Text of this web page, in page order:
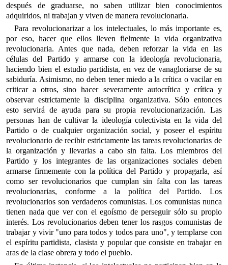
después de graduarse, no saben utilizar bien conocimientos
adquiridos, ni trabajan y viven de manera revolucionaria.
Para revolucionarizar a los intelectuales, lo más importante es,
por eso, hacer que ellos lleven fielmente la vida organizativa
revolucionaria. Antes que nada, deben reforzar la vida en las
células del Partido y armarse con la ideología revolucionaria,
haciendo bien el estudio partidista, en vez de vanagloriarse de su
sabiduría. Asimismo, no deben tener miedo a la crítica o vacilar en
criticar a otros, sino hacer severamente autocrítica y crítica y
observar estrictamente la disciplina organizativa. Sólo entonces
esto servirá de ayuda para su propia revolucionarización. Las
personas han de cultivar la ideología colectivista en la vida del
Partido o de cualquier organización social, y poseer el espíritu
revolucionario de recibir estrictamente las tareas revolucionarias de
la organización y llevarlas a cabo sin falta. Los miembros del
Partido y los integrantes de las organizaciones sociales deben
armarse firmemente con la política del Partido y propagarla, así
como ser revolucionarios que cumplan sin falta con las tareas
revolucionarias, conforme a la política del Partido. Los
revolucionarios son verdaderos comunistas. Los comunistas nunca
tienen nada que ver con el egoísmo de perseguir sólo su propio
interés. Los revolucionarios deben tener los rasgos comunistas de
trabajar y vivir "uno para todos y todos para uno", y templarse con
el espíritu partidista, clasista y popular que consiste en trabajar en
aras de la clase obrera y todo el pueblo.